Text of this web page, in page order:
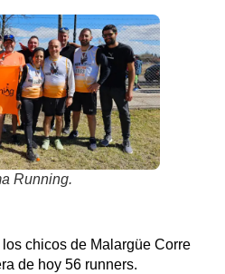
Running.
los chicos de Malargüe Corre
de hoy 56 runners.